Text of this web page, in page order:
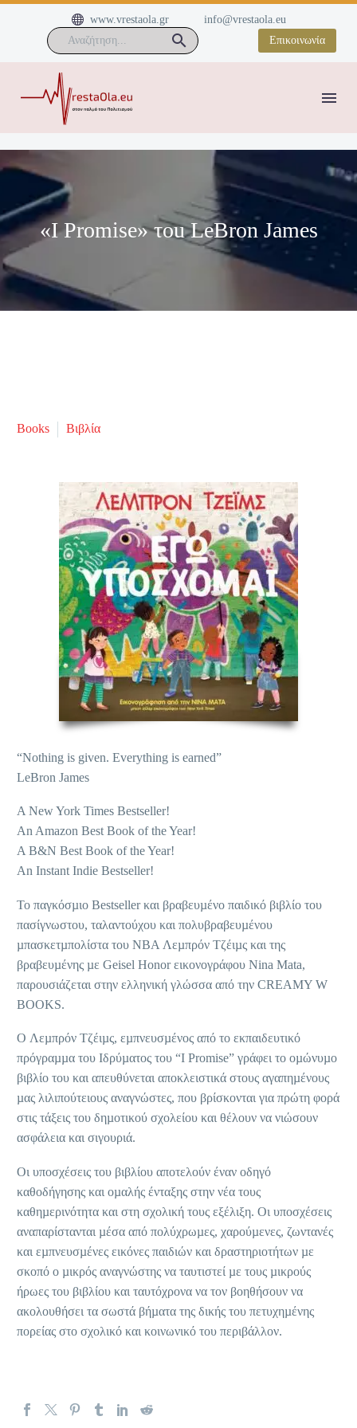

 www.vrestaola.gr
info@vrestaola.eu
Επικοινωνία
«I Promise» τou LeBron James
Books Βιβλία
“Nothing is given. Everything is earned”
LeBron James
A New York Times Bestseller!
An Amazon Best Book of the Year!
A B&N Best Book of the Year!
An Instant Indie Bestseller!
To παγκόσµιο Bestseller και βραβευµένο παιδικό βιβλίο του
πασίγνωστου, ταλαντούχου και πολυβραβευµένου
µπασκετµπολίστα του NBA Λεµπρόν Τζέιµς και της
βραβευµένης µε Geisel Honor εικονογράφου Nina Mata,
παρουσιάζεται στην ελληνική γλώσσα από την CREAMY W
BOOKS.
O Λεµπρόν Τζέιµς, εµπνευσµένος από το εκπαιδευτικό
πρόγραµµα του Ιδρύµατος του “I Promise” γράφει το οµώνυµο
βιβλίο του και απευθύνεται αποκλειστικά στους αγαπηµένους
µας λιλιπούτειους αναγνώστες, που βρίσκονται για πρώτη φορά
στις τάξεις του δηµοτικού σχολείου και θέλουν να νιώσουν
ασφάλεια και σιγουριά.
Οι υποσχέσεις του βιβλίου αποτελούν έναν οδηγό
καθοδήγησης και οµαλής ένταξης στην νέα τους
καθηµερινότητα και στη σχολική τους εξέλιξη. Οι υποσχέσεις
αναπαρίστανται µέσα από πολύχρωµες, χαρούµενες, ζωντανές
και εµπνευσµένες εικόνες παιδιών και δραστηριοτήτων µε
σκοπό ο µικρός αναγνώστης να ταυτιστεί µε τους µικρούς
ήρωες του βιβλίου και ταυτόχρονα να τον βοηθήσουν να
ακολουθήσει τα σωστά βήµατα της δικής του πετυχηµένης
πορείας στο σχολικό και κοινωνικό του περιβάλλον.